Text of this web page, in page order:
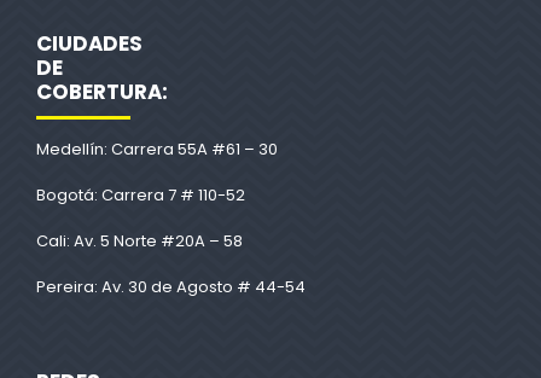
CIUDADES
DE
COBERTURA:
Medellín: Carrera 55A #61 – 30
Bogotá: Carrera 7 # 110-52
Cali: Av. 5 Norte #20A – 58
Pereira: Av. 30 de Agosto # 44-54